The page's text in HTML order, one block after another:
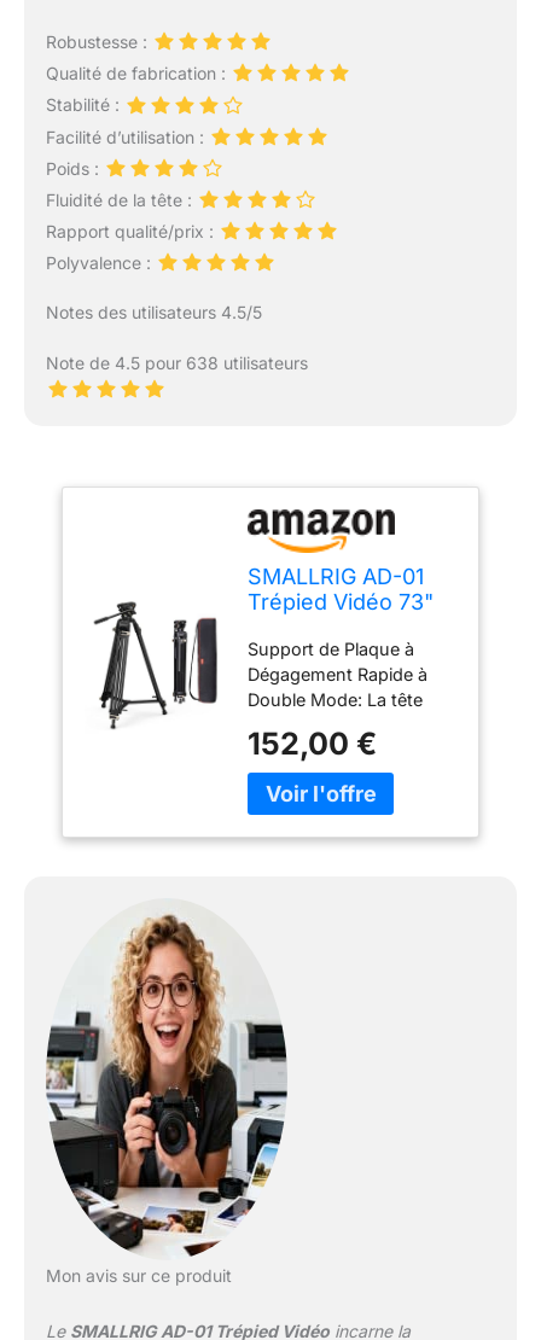
Robustesse :
Qualité de fabrication :
Stabilité :
Facilité d’utilisation :
Poids :
Fluidité de la tête :
Rapport qualité/prix :
Polyvalence :
Notes des utilisateurs 4.5/5
Note de 4.5 pour 638 utilisateurs
SMALLRIG AD-01
Trépied Vidéo 73"
8kg Max - 3751B
Support de Plaque à
Dégagement Rapide à
Double Mode: La tête
avec deux modes de
plaques à dégagement
rapide - Mode pour DJI
Équipée d'une plaque de
fixation rapide pour
standard), de vis 1/4"-20
et de vis 3/8"-16, la
rotule vidéo est
compatible avec la
plupart des caméras.
robuste avec niveau à
152,00 €
Mon avis sur ce produit
Le SMALLRIG AD-01 Trépied Vidéoincarne la